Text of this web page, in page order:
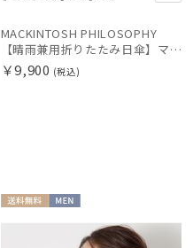
MACKINTOSH PHILOSOPHY
【晴雨兼用折りたたみ日傘】マッキントッシュ フィロソフィー(MACKINTOSH PHILOSOPHY) バーブレラ サンプロテクトシリーズ（SUNPROTECT）無地 軽量 遮熱 遮光100 55
￥9,900 (税込)